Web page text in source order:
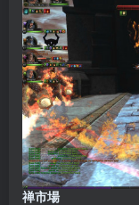
禅市場